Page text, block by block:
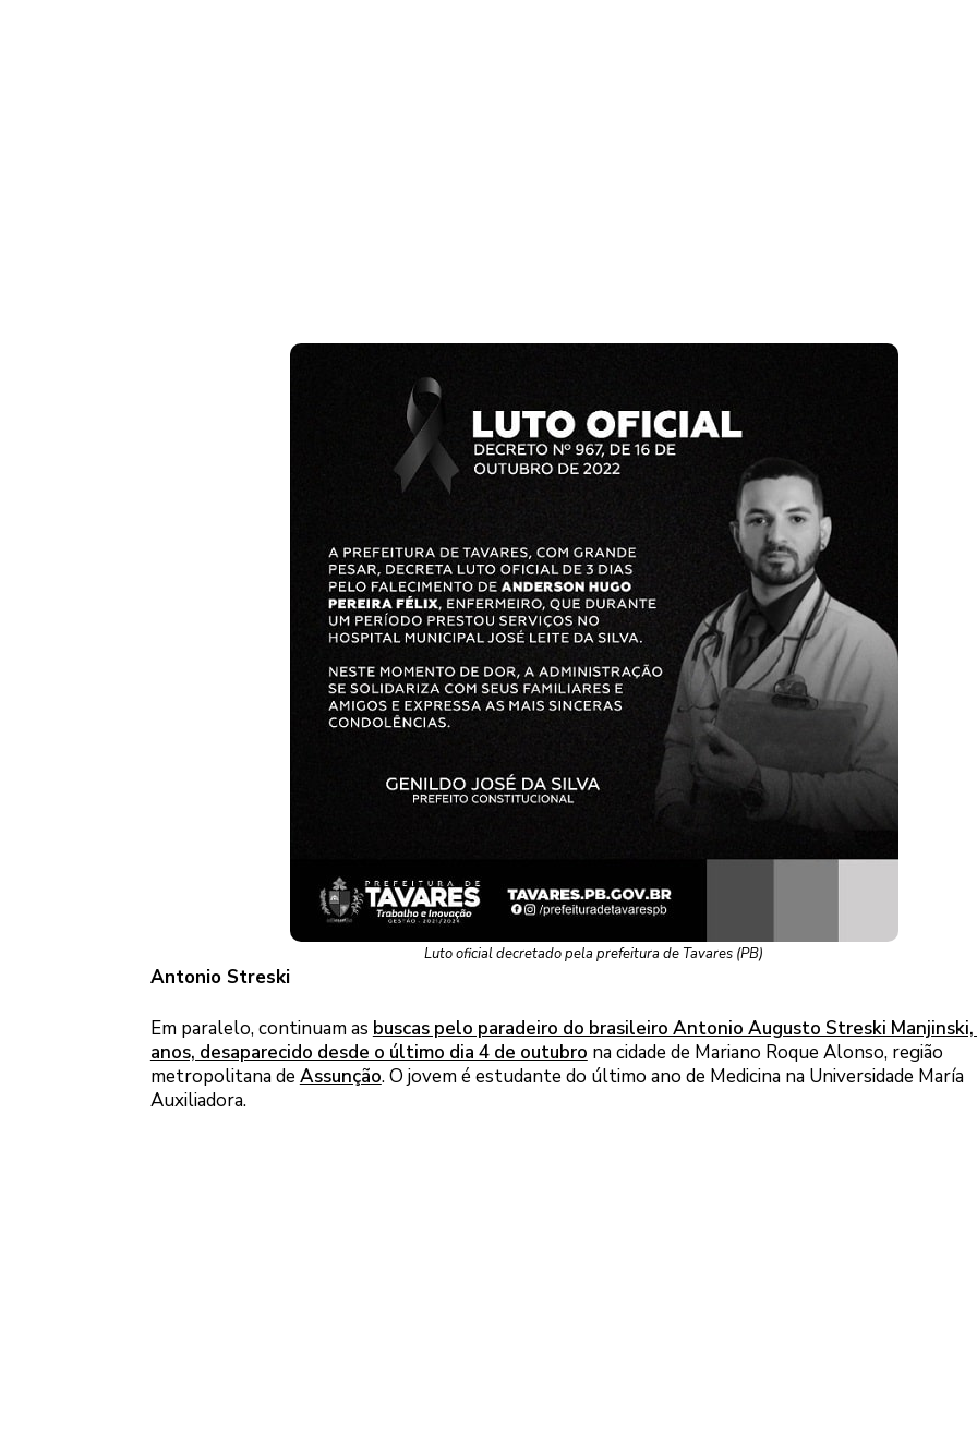
Luto oficial decretado pela prefeitura de Tavares (PB)
Antonio Streski
Em paralelo, continuam as buscas pelo paradeiro do brasileiro Antonio Augusto Streski
anos, desaparecido desde o último dia 4 de outubro na cidade de Mariano Roque Alonso, região
metropolitana de Assunção. O jovem é estudante do último ano de Medicina na Universidade María
Auxiliadora.